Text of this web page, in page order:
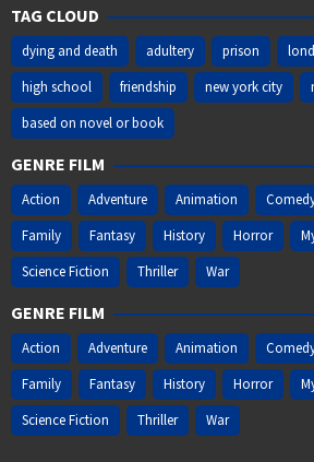
TAG CLOUD
dying and death adultery prison
high school
friendship new york city
based on novel or book
GENRE FILM
Action Adventure Animation
Family
Fantasy History Horror
Science Fiction
Thriller War
GENRE FILM
Action Adventure Animation
Family
Fantasy History Horror
Science Fiction
Thriller War